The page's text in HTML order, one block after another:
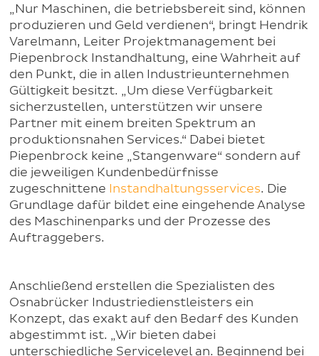
„Nur Maschinen, die betriebsbereit sind, können
produzieren und Geld verdienen“, bringt Hendrik
Varelmann, Leiter Projektmanagement bei
Piepenbrock Instandhaltung, eine Wahrheit auf
den Punkt, die in allen Industrieunternehmen
Gültigkeit besitzt. „Um diese Verfügbarkeit
sicherzustellen, unterstützen wir unsere
Partner mit einem breiten Spektrum an
produktionsnahen Services.“ Dabei bietet
Piepenbrock keine „Stangenware“ sondern auf
die jeweiligen Kundenbedürfnisse
zugeschnittene Instandhaltungsservices. Die
Grundlage dafür bildet eine eingehende Analyse
des Maschinenparks und der Prozesse des
Auftraggebers.
Anschließend erstellen die Spezialisten des
Osnabrücker Industriedienstleisters ein
Konzept, das exakt auf den Bedarf des Kunden
abgestimmt ist. „Wir bieten dabei
unterschiedliche Servicelevel an. Beginnend bei